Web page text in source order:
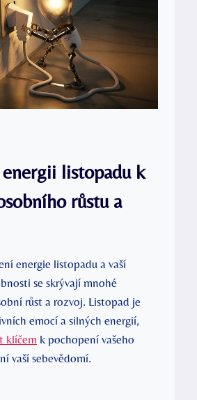
energii listopadu k
růstu a
energie listopadu a vaší
se skrývají mnohé
růst a rozvoj. Listopad je
emocí a silných energií,
klíčem k pochopení vašeho
vaší sebevědomí.